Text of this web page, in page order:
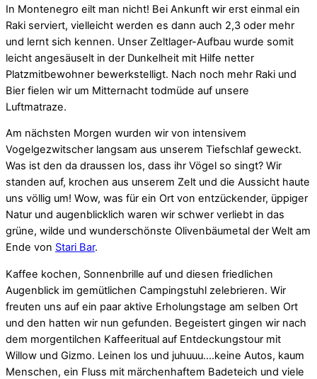
In Montenegro eilt man nicht! Bei Ankunft wir erst einmal ein
Raki serviert, vielleicht werden es dann auch 2,3 oder mehr
und lernt sich kennen. Unser Zeltlager-Aufbau wurde somit
leicht angesäuselt in der Dunkelheit mit Hilfe netter
Platzmitbewohner bewerkstelligt. Nach noch mehr Raki und
Bier fielen wir um Mitternacht todmüde auf unsere
Luftmatraze.
Am nächsten Morgen wurden wir von intensivem
Vogelgezwitscher langsam aus unserem Tiefschlaf geweckt.
Was ist den da draussen los, dass ihr Vögel so singt? Wir
standen auf, krochen aus unserem Zelt und die Aussicht haute
uns völlig um! Wow, was für ein Ort von entzückender, üppiger
Natur und augenblicklich waren wir schwer verliebt in das
grüne, wilde und wunderschönste Olivenbäumetal der Welt am
Ende von Stari Bar.
Kaffee kochen, Sonnenbrille auf und diesen friedlichen
Augenblick im gemütlichen Campingstuhl zelebrieren. Wir
freuten uns auf ein paar aktive Erholungstage am selben Ort
und den hatten wir nun gefunden. Begeistert gingen wir nach
dem morgentilchen Kaffeeritual auf Entdeckungstour mit
Willow und Gizmo. Leinen los und juhuuu….keine Autos, kaum
Menschen, ein Fluss mit märchenhaftem Badeteich und viele